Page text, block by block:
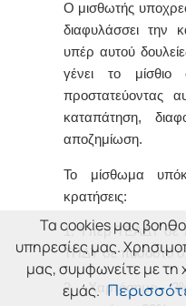
Ο μισθωτής
διαφυλάσσει την
υπέρ αυτού
γένει το
προστατεύοντας
καταπάτηση,
αποζημίωση.
Το μίσθωμα
κρατήσεις:
1. Υπέρ ΤΕΑΔΥ σε
ΤΠΔΥ σε ποσοστό
2. Χαρτόσημο
Τα cookies μας
υπηρεσίες μας.
μας, συμφωνείτε με
εμάς.